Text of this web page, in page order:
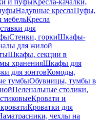
и пуфыКресла-качалки,
Надувные креслаПуфы,
мебельКресла
для
Стенки, горкиШкафы-
для жилой
Шкафы, секции в
храненияШкафы для
для зонтовКомоды,
тумбыОбувницы, тумбы в
Пеленальные столики,
Кровати и
Кроватки для
чехлы на